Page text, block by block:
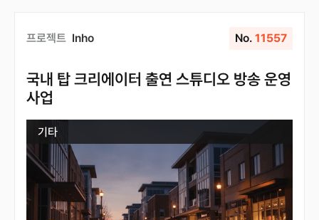
프로젝트 Inho No. 11557
국내 탑 크리에이터 출연 스튜디오 방송 운영
사업
기타